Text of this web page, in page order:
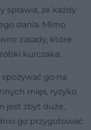
sprawia, że każdy
dania. Mimo
zasady, które
kurczaka.
go na
mięs, ryzyko
jest zbyt duże,
go przygotować